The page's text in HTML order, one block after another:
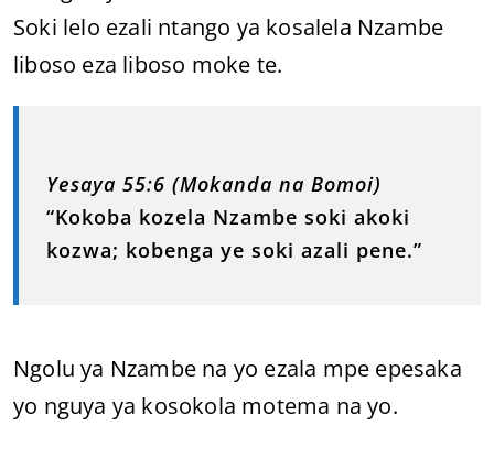
Soki lelo ezali ntango ya kosalela Nzambe
liboso eza liboso moke te.
Yesaya 55:6 (Mokanda na Bomoi)
“Kokoba kozela Nzambe soki akoki
kozwa; kobenga ye soki azali pene.”
Ngolu ya Nzambe na yo ezala mpe epesaka
yo nguya ya kosokola motema na yo.